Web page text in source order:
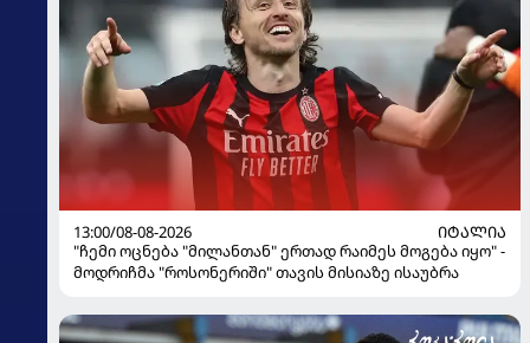
13:00/08-08-2026
ᲘᲢᲐᲚᲘᲐ
"ჩემი ოცნება "მილანთან" ერთად რაიმეს მოგება იყო" -
მოდრიჩმა "როსონერიში" თავის მისიაზე ისაუბრა